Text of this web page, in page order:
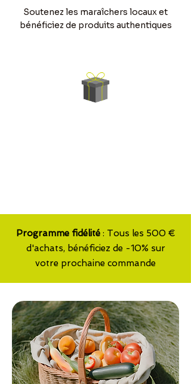
Soutenez les maraîchers locaux et
bénéficiez de produits authentiques
Programme fidélité: Tous les 500 €
d'achats, bénéficiez de -10% sur
votre prochaine commande